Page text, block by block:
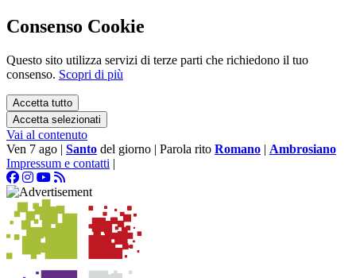
Consenso Cookie
Questo sito utilizza servizi di terze parti che richiedono il tuo
consenso. Scopri di più
Accetta tutto
Accetta selezionati
Vai al contenuto
Ven 7 ago | Santo del giorno | Parola rito Romano | Ambrosiano
Impressum e contatti |